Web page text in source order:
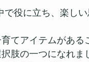
役に立ち、楽し
てアイテムがある
肢の一つになれま